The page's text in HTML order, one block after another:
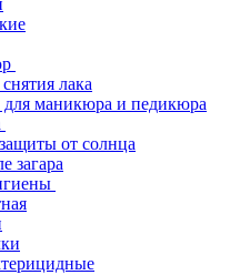
лака
маникюра и педикюра
от солнца
загара